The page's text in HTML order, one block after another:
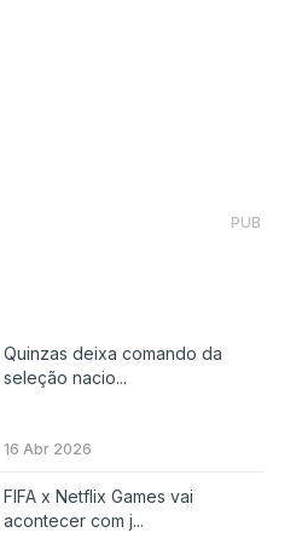
PUB
Quinzas deixa comando da
seleção nacio...
16 Abr 2026
FIFA x Netflix Games vai
acontecer com j...